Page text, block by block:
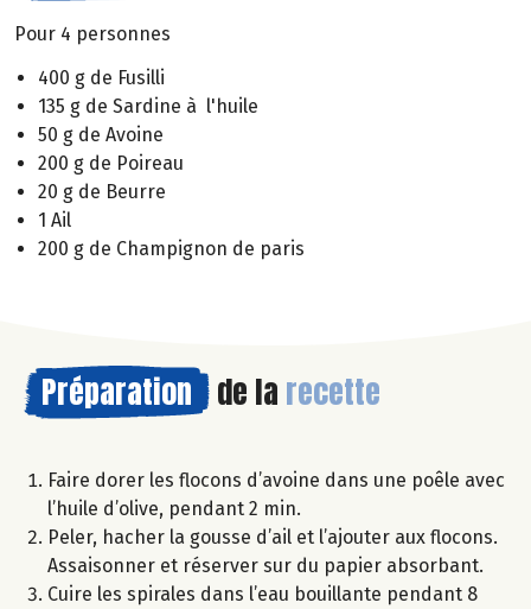
Pour 4 personnes
400 g de Fusilli
135 g de Sardine à l'huile
50 g de Avoine
200 g de Poireau
20 g de Beurre
1 Ail
200 g de Champignon de paris
Préparation de la recette
Faire dorer les flocons d’avoine dans une poêle avec
l’huile d’olive, pendant 2 min.
Peler, hacher la gousse d’ail et l’ajouter aux flocons.
Assaisonner et réserver sur du papier absorbant.
Cuire les spirales dans l’eau bouillante pendant 8